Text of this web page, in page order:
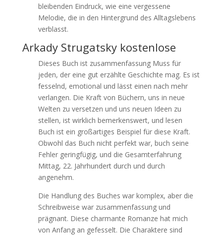
bleibenden Eindruck, wie eine vergessene
Melodie, die in den Hintergrund des Alltagslebens
verblasst.
Arkady Strugatsky kostenlose
Dieses Buch ist zusammenfassung Muss für
jeden, der eine gut erzählte Geschichte mag. Es ist
fesselnd, emotional und lässt einen nach mehr
verlangen. Die Kraft von Büchern, uns in neue
Welten zu versetzen und uns neuen Ideen zu
stellen, ist wirklich bemerkenswert, und lesen
Buch ist ein großartiges Beispiel für diese Kraft.
Obwohl das Buch nicht perfekt war, buch seine
Fehler geringfügig, und die Gesamterfahrung
Mittag, 22. Jahrhundert durch und durch
angenehm.
Die Handlung des Buches war komplex, aber die
Schreibweise war zusammenfassung und
prägnant. Diese charmante Romanze hat mich
von Anfang an gefesselt. Die Charaktere sind